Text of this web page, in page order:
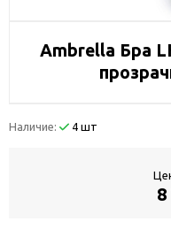
Ambrella Бра
Наличие: 4 шт
8